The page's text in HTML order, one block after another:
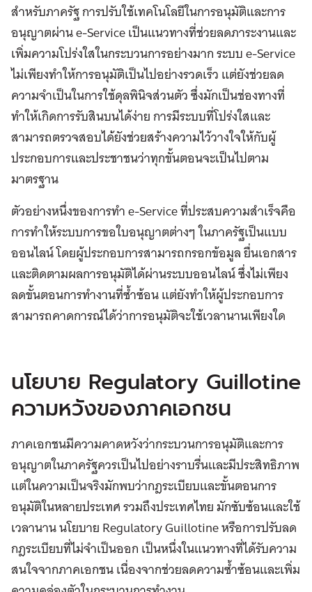
สำหรับภาครัฐ การปรับใช้เทคโนโลยีในการอนุมัติและการ
อนุญาตผ่าน e-Service เป็นแนวทางที่ช่วยลดภาระงานและ
เพิ่มความโปร่งใสในกระบวนการอย่างมาก ระบบ e-Service
ไม่เพียงทำให้การอนุมัติเป็นไปอย่างรวดเร็ว แต่ยังช่วยลด
ความจำเป็นในการใช้ดุลพินิจส่วนตัว ซึ่งมักเป็นช่องทางที่
ทำให้เกิดการรับสินบนได้ง่าย การมีระบบที่โปร่งใสและ
สามารถตรวจสอบได้ยังช่วยสร้างความไว้วางใจให้กับผู้
ประกอบการและประชาชนว่าทุกขั้นตอนจะเป็นไปตาม
มาตรฐาน
ตัวอย่างหนึ่งของการทำ e-Service ที่ประสบความสำเร็จคือ
การทำให้ระบบการขอใบอนุญาตต่างๆ ในภาครัฐเป็นแบบ
ออนไลน์ โดยผู้ประกอบการสามารถกรอกข้อมูล ยื่นเอกสาร
และติดตามผลการอนุมัติได้ผ่านระบบออนไลน์ ซึ่งไม่เพียง
ลดขั้นตอนการทำงานที่ซ้ำซ้อน แต่ยังทำให้ผู้ประกอบการ
สามารถคาดการณ์ได้ว่าการอนุมัติจะใช้เวลานานเพียงใด
นโยบาย Regulatory Guillotine
ความหวังของภาคเอกชน
ภาคเอกชนมีความคาดหวังว่ากระบวนการอนุมัติและการ
อนุญาตในภาครัฐควรเป็นไปอย่างราบรื่นและมีประสิทธิภาพ
แต่ในความเป็นจริงมักพบว่ากฎระเบียบและขั้นตอนการ
อนุมัติในหลายประเทศ รวมถึงประเทศไทย มักซับซ้อนและใช้
เวลานาน นโยบาย Regulatory Guillotine หรือการปรับลด
กฎระเบียบที่ไม่จำเป็นออก เป็นหนึ่งในแนวทางที่ได้รับความ
สนใจจากภาคเอกชน เนื่องจากช่วยลดความซ้ำซ้อนและเพิ่ม